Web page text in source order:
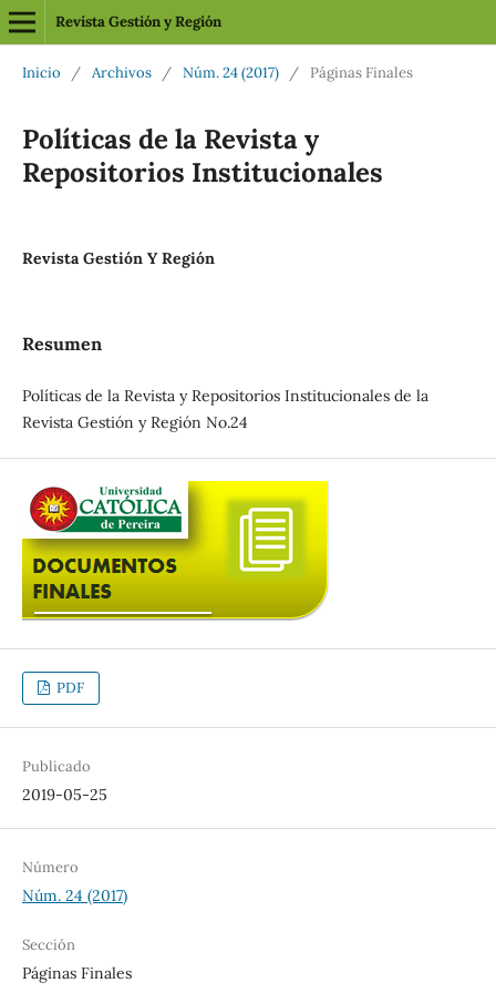
Revista Gestión y Región
Inicio / Archivos / Núm. 24 (2017) / Páginas Finales
Políticas de la Revista y
Repositorios Institucionales
Revista Gestión Y Región
Resumen
Políticas de la Revista y Repositorios Institucionales de la
Revista Gestión y Región No.24
PDF
Publicado
2019-05-25
Número
Núm. 24 (2017)
Sección
Páginas Finales